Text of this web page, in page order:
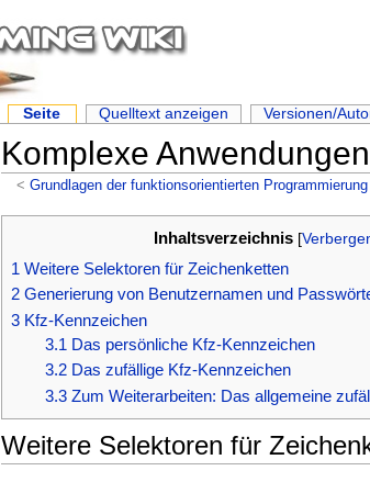
Komplexe
< Grundlagen der funktionsorientierten
Inhaltsverzeichnis [
1 Weitere Selektoren für Zeichenketten
2 Generierung von Benutzernamen und
3 Kfz-Kennzeichen
3.1 Das persönliche Kfz-Kennzeichen
3.2 Das zufällige Kfz-Kennzeichen
3.3 Zum Weiterarbeiten: Das allgemeine
Weitere Selektoren für
Seite Quelltext anzeigen Versionen/